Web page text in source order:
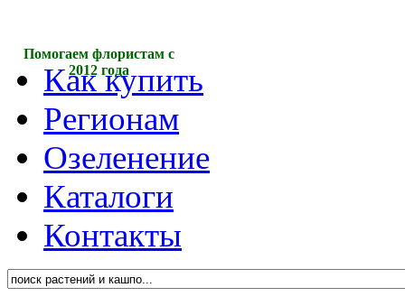
Помогаем флористам с
2012 года
Как купить
Регионам
Озеленение
Каталоги
Контакты